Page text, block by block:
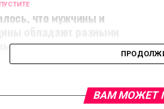
что мужчины и
сторонами в мудрости
ВАМ МОЖЕТ